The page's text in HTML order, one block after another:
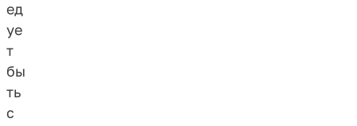
ед
уе
т
бы
ть
с